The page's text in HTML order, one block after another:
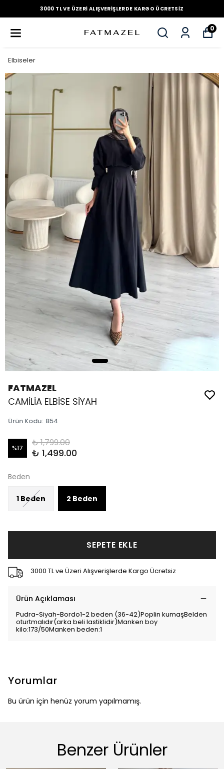
3000 TL VE ÜZERI ALIŞVERIŞLERDE KARGO ÜCRETSIZ
0
Elbiseler
FATMAZEL
CAMİLİA ELBİSE SİYAH
Ürün Kodu: 854
%17 ₺ 1,799.00
₺ 1,499.00
Beden
1 Beden 2 Beden
SEPETE EKLE
3000 TL ve Üzeri Alışverişlerde Kargo Ücretsiz
Ürün Açıklaması
Pudra-Siyah-Bordo1-2 beden (36-42)Poplin kumaşBelden
oturtmalıdır(arka beli lastiklidir)Manken boy
kilo:173/50Manken beden:1
Yorumlar
Bu ürün için henüz yorum yapılmamış.
Benzer Ürünler